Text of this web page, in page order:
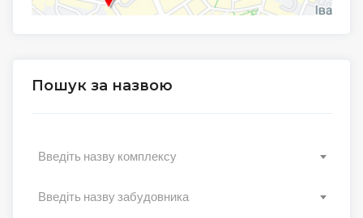
Пошук за назвою
Введіть назву комплексу
Введіть назву забудовника